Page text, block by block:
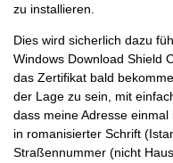
zu installieren.
Dies wird sicherlich dazu
Windows Download Shield
das Zertifikat bald
der Lage zu sein, mit
dass meine Adresse
in romanisierter Schrift
Straßennummer (nicht